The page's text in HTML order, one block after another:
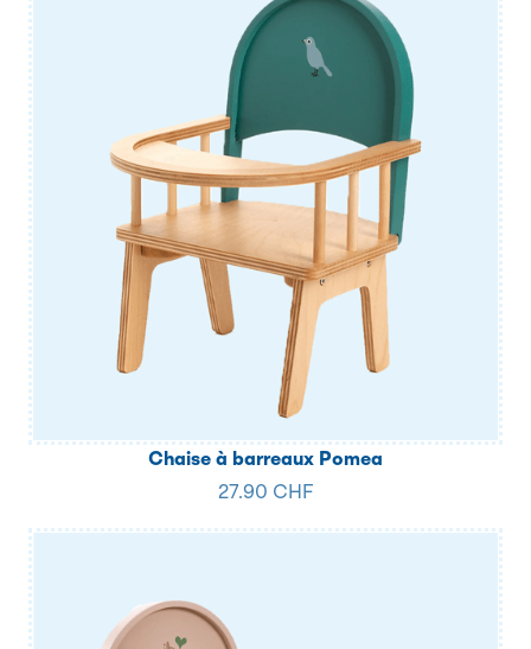
Chaise à barreaux Pomea
27.90 CHF